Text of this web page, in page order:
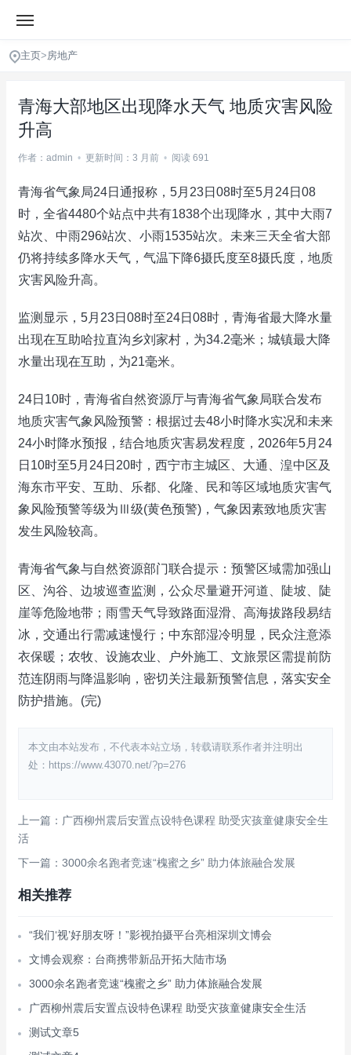
主页>房地产
青海大部地区出现降水天气 地质灾害风险
升高
作者：admin • 更新时间：3 月前 • 阅读 691
青海省气象局24日通报称，5月23日08时至5月24日08
时，全省4480个站点中共有1838个出现降水，其中大雨7
站次、中雨296站次、小雨1535站次。未来三天全省大部
仍将持续多降水天气，气温下降6摄氏度至8摄氏度，地质
灾害风险升高。
监测显示，5月23日08时至24日08时，青海省最大降水量
出现在互助哈拉直沟乡刘家村，为34.2毫米；城镇最大降
水量出现在互助，为21毫米。
24日10时，青海省自然资源厅与青海省气象局联合发布
地质灾害气象风险预警：根据过去48小时降水实况和未来
24小时降水预报，结合地质灾害易发程度，2026年5月24
日10时至5月24日20时，西宁市主城区、大通、湟中区及
海东市平安、互助、乐都、化隆、民和等区域地质灾害气
象风险预警等级为Ⅲ级(黄色预警)，气象因素致地质灾害
发生风险较高。
青海省气象与自然资源部门联合提示：预警区域需加强山
区、沟谷、边坡巡查监测，公众尽量避开河道、陡坡、陡
崖等危险地带；雨雪天气导致路面湿滑、高海拔路段易结
冰，交通出行需减速慢行；中东部湿冷明显，民众注意添
衣保暖；农牧、设施农业、户外施工、文旅景区需提前防
范连阴雨与降温影响，密切关注最新预警信息，落实安全
防护措施。(完)
本文由本站发布，不代表本站立场，转载请联系作者并注明出
处：https://www.43070.net/?p=276
上一篇：广西柳州震后安置点设特色课程 助受灾孩童健康安全生
活
下一篇：3000余名跑者竞速“槐蜜之乡” 助力体旅融合发展
相关推荐
“我们‘视’好朋友呀！”影视拍摄平台亮相深圳文博会
文博会观察：台商携带新品开拓大陆市场
3000余名跑者竞速“槐蜜之乡” 助力体旅融合发展
广西柳州震后安置点设特色课程 助受灾孩童健康安全生活
测试文章5